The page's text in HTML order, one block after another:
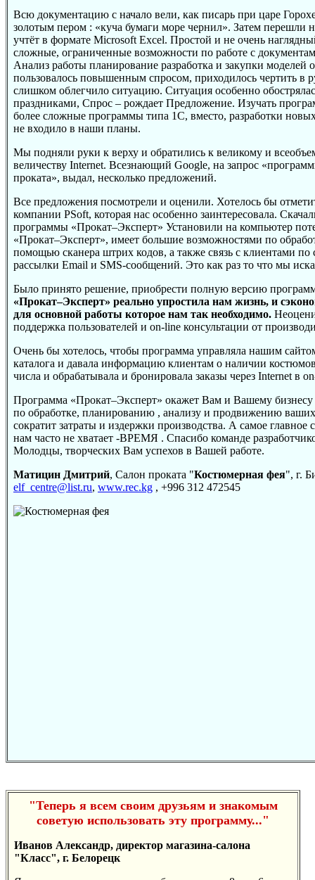
Всю документацию с начало вели, как писарь при царе
золотым пером : «куча бумаги море чернил». Затем перешли
учтёт в формате Microsoft Excel. Простой и не очень
сложные, ограниченные возможности по работе с
Анализ работы планирование разработка и закупки моделей
пользовалось повышенным спросом, приходилось чертить в
слишком облегчило ситуацию. Ситуация особенно
праздниками, Спрос – рождает Предложение. Изучать
более сложные программы типа 1С, вместо, разработки
не входило в наши планы.
Мы подняли руки к верху и обратились к великому и
величеству Internet. Всезнающий Googlе, на запрос
проката», выдал, несколько предложений.
Все предложения посмотрели и оценили. Хотелось бы
компании PSoft, которая нас особенно заинтересовала.
программы «Прокат–Эксперт» Установили на компьютер
«Прокат–Эксперт», имеет большие возможностями по
помощью сканера штрих кодов, а также связь с клиентами по
рассылки Email и SMS-сообщений. Это как раз то что мы
Было принято решение, приобрести полную версию
«Прокат–Эксперт» реально упростила нам жизнь, и
для основной работы которое нам так необходимо.
поддержка пользователей и on-line консультации от
Очень бы хотелось, чтобы программа управляла нашим
каталога и давала информацию клиентам о наличии
числа и обрабатывала и бронировала заказы через Internet в
Программа «Прокат–Эксперт» окажет Вам и Вашему
по обработке, планированию , анализу и продвижению ваших
сократит затраты и издержки производства. А самое главное
нам часто не хватает -ВРЕМЯ . Спасибо команде
Молодцы, творческих Вам успехов в Вашей работе.
Матицин Дмитрий, Салон проката "Коcтюмерная фея", г.
elf_centre@list.ru, www.rec.kg , +996 312 472545
"Теперь я всем своим друзьям и знакомым
советую использовать эту программу..."
Иванов Александр, директор магазина-салона
"Класс", г. Белорецк